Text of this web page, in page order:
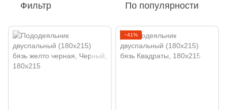
Фильтр По популярности
−41%